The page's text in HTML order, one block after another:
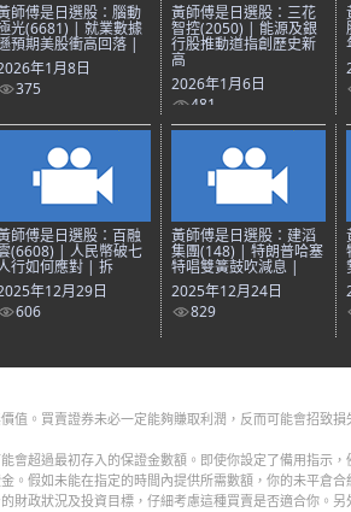
師傅是日選股：腦動
光(6681) | 就業數據
預期美股衝高回落 |
年1月8日
375
黃師傅是日選股：三花
智控(2050) | 能源及銀
行股推動道指創歷史新
高
2026年1月6日
481
師傅是日選股：百融
(6608) | 人民幣破七
行如何應對 | 拆
年12月29日
606
黃師傅是日選股：建滔
集團(148) | 特朗普哈塞
特唱雙簧鼓吹減息 |
2025年12月24日
829
值。買賣證券未必一定能夠賺取利潤，反而可能會招致損
超過最初存入的保證金數額。即使你設定了備用指示
。假如未能在指定的時間內提供所需數額，你的未平倉
財政狀況及投資目標，仔細考慮這種買賣是否適合你。